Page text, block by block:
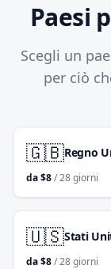
Paesi
Scegli un
per ciò
🇬🇧Regno
da$8/ 28 giorni
🇺🇸Stati
da$8/ 28 giorni